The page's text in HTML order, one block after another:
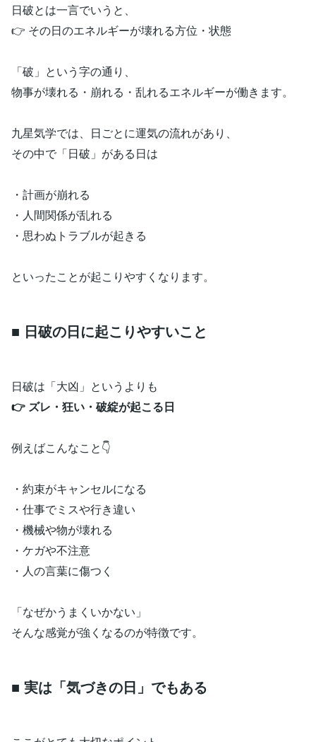
日破とは一言でいうと、
👉 その日のエネルギーが壊れる方位・状態
「破」という字の通り、
物事が壊れる・崩れる・乱れるエネルギーが働きます。
九星気学では、日ごとに運気の流れがあり、
その中で「日破」がある日は
・計画が崩れる
・人間関係が乱れる
・思わぬトラブルが起きる
といったことが起こりやすくなります。
■ 日破の日に起こりやすいこと
日破は「大凶」というよりも
👉 ズレ・狂い・破綻が起こる日
例えばこんなこと👇
・約束がキャンセルになる
・仕事でミスや行き違い
・機械や物が壊れる
・ケガや不注意
・人の言葉に傷つく
「なぜかうまくいかない」
そんな感覚が強くなるのが特徴です。
■ 実は「気づきの日」でもある